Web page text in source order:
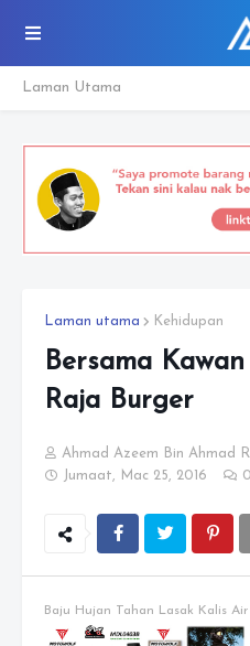
Laman Utama
Laman utama Kehidupan
Bersama
Raja Burger
Ahmad Azeem Bin Ahmad
Jumaat, Mac 25, 2016
Baju Hujan Tahan Lasak Kalis Air